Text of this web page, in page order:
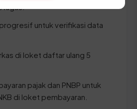
untuk verifikasi data
di loket daftar ulang 5
pajak dan PNBP untuk
di loket pembayaran.